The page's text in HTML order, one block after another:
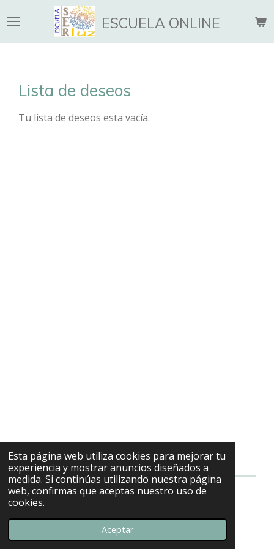
Esta página web utiliza cookies para mejorar tu
experiencia y mostrar anuncios diseñados a
medida. Si continúas utilizando nuestra página
web, confirmas que aceptas nuestro uso de
cookies.
Aceptar
al
contenido
ESCUELA ONLINE
Lista de deseos
Tu lista de deseos esta vacía.
© 2022 - 2026 Escuela SER LUZ